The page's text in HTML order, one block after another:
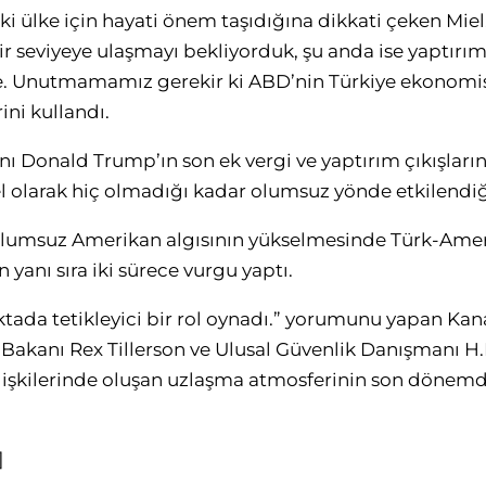
ülke için hayati önem taşıdığına dikkati çeken
ulaşmayı bekliyorduk, şu anda ise
gerekir ki ABD’nin Türkiye
kullandı.
Donald Trump’ın son ek vergi ve yaptırım
olarak hiç olmadığı kadar olumsuz yönde
Amerikan algısının yükselmesinde Türk-
sıra iki sürece vurgu yaptı.
tetikleyici bir rol oynadı.” yorumunu yapan
Rex Tillerson ve Ulusal Güvenlik Danışmanı
oluşan uzlaşma atmosferinin son